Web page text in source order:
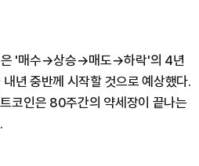
은 '매수→상승→매도→하락'의 4년
년 중반께 시작할 것으로 예상했다.
코인은 80주간의 약세장이 끝나는